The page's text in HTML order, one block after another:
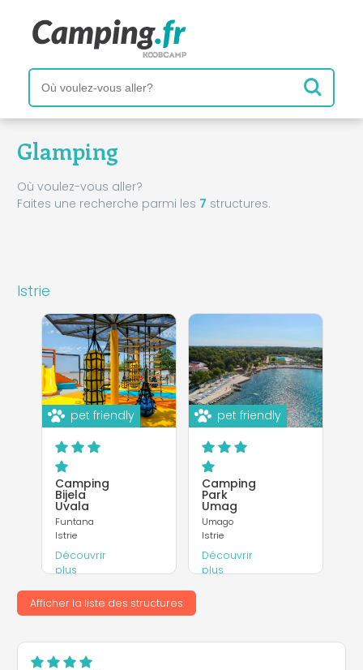
Glamping
Où voulez-vous aller?
Faites une recherche parmi les 7 structures.
Istrie
pet friendly
Camping
Bijela
Uvala
Funtana
Istrie
Découvrir
plus
Site
Internet
pet friendly
Camping
Park
Umag
Umago
Istrie
Découvrir
plus
Afficher la liste des structures